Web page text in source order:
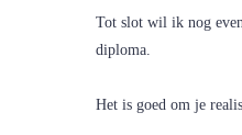
Tot slot wil ik nog
diploma.
Het is goed om je